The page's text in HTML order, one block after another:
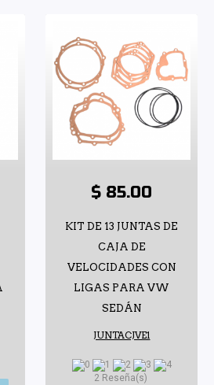
$ 85.00
KIT DE 13 JUNTAS DE
CAJA DE
VELOCIDADES CON
LIGAS PARA VW
SEDÁN
JUNTACJVE1
2 Reseña(s)